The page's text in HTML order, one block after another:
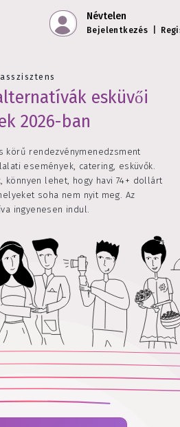
Névtelen
Bejelentkezés
esküvői
2026-ban
körű rendezvénymenedzsment
események, catering, esküvők.
könnyen lehet, hogy havi 74+ dollárt
soha nem nyit meg. Az
ingyenesen indul.